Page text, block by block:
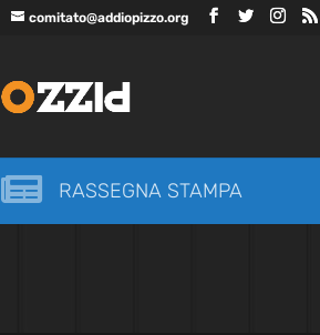
comitato@addiopizzo.org
 RASSEGNA STAMPA